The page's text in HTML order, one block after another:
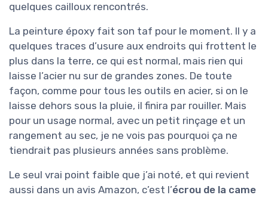
quelques cailloux rencontrés.
La peinture époxy fait son taf pour le moment. Il y a
quelques traces d’usure aux endroits qui frottent le
plus dans la terre, ce qui est normal, mais rien qui
laisse l’acier nu sur de grandes zones. De toute
façon, comme pour tous les outils en acier, si on le
laisse dehors sous la pluie, il finira par rouiller. Mais
pour un usage normal, avec un petit rinçage et un
rangement au sec, je ne vois pas pourquoi ça ne
tiendrait pas plusieurs années sans problème.
Le seul vrai point faible que j’ai noté, et qui revient
aussi dans un avis Amazon, c’est l’écrou de la came